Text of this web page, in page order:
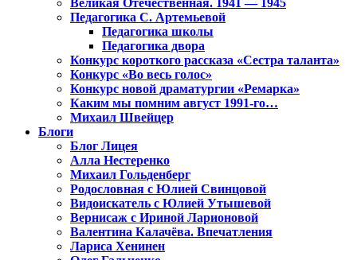
Великая Отечественная. 1941 — 1945
Педагогика С. Артемьевой
Педагогика школы
Педагогика двора
Конкурс короткого рассказа «Сестра таланта»
Конкурс «Во весь голос»
Конкурс новой драматургии «Ремарка»
Каким мы помним август 1991-го…
Михаил Швейцер
Блоги
Блог Лицея
Алла Нестеренко
Михаил Гольденберг
Родословная с Юлией Свинцовой
Видоискатель с Юлией Утышевой
Вернисаж с Ириной Ларионовой
Валентина Калачёва. Впечатления
Лариса Хенинен